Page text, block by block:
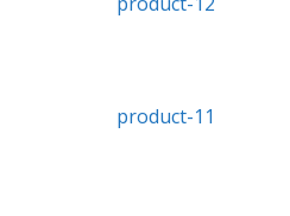
product-11